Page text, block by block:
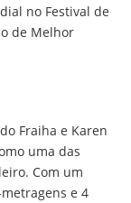
no Festival de
de Melhor
Fraiha e Karen
uma das
Com um
e 4